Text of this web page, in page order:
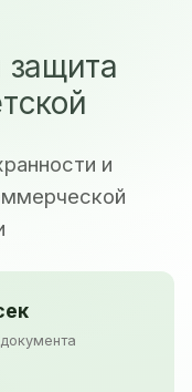
защита
и